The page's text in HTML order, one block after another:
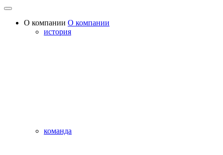
О компании О компании
история
команда